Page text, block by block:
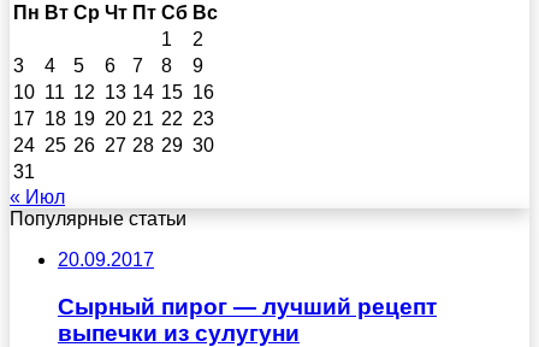
Пн Вт Ср Чт Пт Сб Вс
1
2
3
4 5 6 7 8
9
10 11 12 13 14 15 16
17 18 19 20 21 22 23
24 25 26 27 28 29 30
31
« Июл
Популярные статьи
20.09.2017
Сырный пирог — лучший рецепт
выпечки из сулугуни